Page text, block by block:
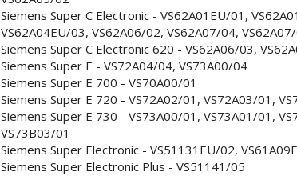
Siemens Super C Electronic - VS62A01EU/01,
VS62A04EU/03, VS62A06/02, VS62A07/04,
Siemens Super C Electronic 620 - VS62A06/03,
Siemens Super E - VS72A04/04, VS73A00/04
Siemens Super E 700 - VS70A00/01
Siemens Super E 720 - VS72A02/01, VS72A03/01,
Siemens Super E 730 - VS73A00/01, VS73A01/01,
VS73B03/01
Siemens Super Electronic - VS51131EU/02,
Siemens Super Electronic Plus - VS51141/05